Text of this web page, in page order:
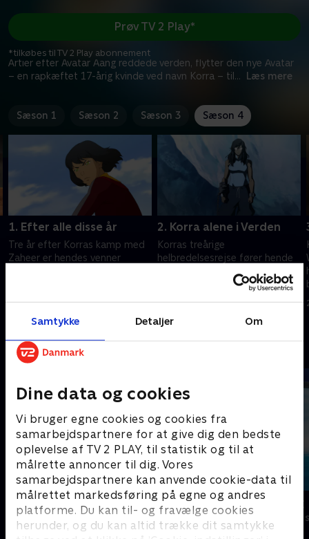
Samtykke Detaljer Om
Dine data og cookies
Vi bruger egne cookies og cookies fra
samarbejdspartnere for at give dig den bedste
oplevelse af TV 2 PLAY, til statistik og til at
målrette annoncer til dig. Vores
samarbejdspartnere kan anvende cookie-data til
målrettet markedsføring på egne og andres
platforme. Du kan til- og fravælge cookies
herunder, og du kan altid trække dit samtykke
Årtier efter Avatar Aang reddede verden, flytter den nye Avatar
– en rapkæftet 17-årig kvinde ved navn Korra – til ... Læs mere
Prøv TV 2 Play*
*tilkøbes til TV 2 Play abonnement
Sæson 1 Sæson 2 Sæson 3 Sæson 4
1. Efter alle disse år
Tre år efter Korras kamp med
Zaheer er hendes venner
2. Korra alene i Verden
Korras treårige
helbredelsesrejse fører hende
21. februar 2023 • 21 min
Andre så også
Føles som
Børneserier • 1 sæsoner
Vicke Viking
Børneserier • 1